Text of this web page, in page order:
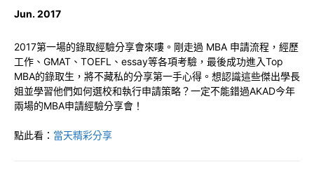
Jun. 2017
2017第一場的錄取經驗分享會來嘍。剛走過 MBA 申請流程，經歷
工作、GMAT、TOEFL、essay等各項考驗，最後成功進入Top
MBA的錄取生，將不藏私的分享第一手心得。想認識這些傑出學長
姐並學習他們如何選校和執行申請策略？一定不能錯過AKAD今年
兩場的MBA申請經驗分享會！
點此看： 當天精彩分享